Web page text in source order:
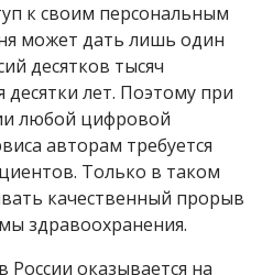
к своим персональным
может дать лишь один
десятков тысяч
десятки лет. Поэтому при
любой цифровой
авторам требуется
Только в таком
качественный прорыв
здравоохранения.
оказывается на